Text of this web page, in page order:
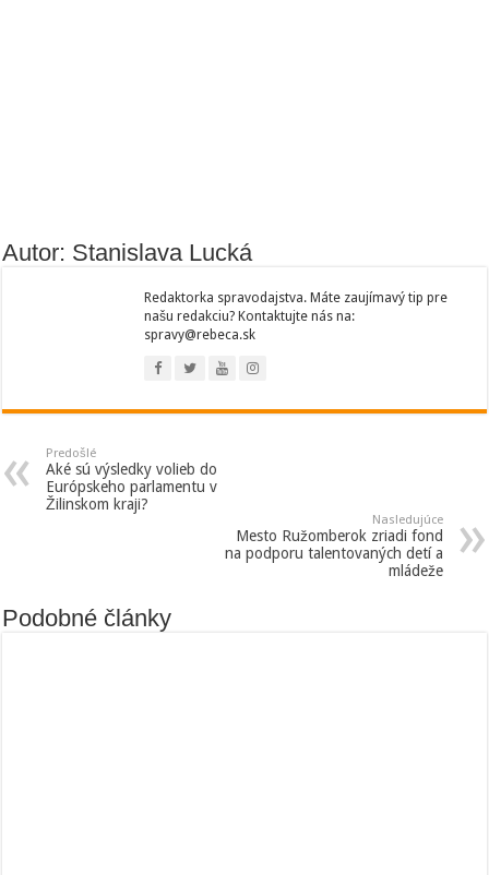
Autor: Stanislava Lucká
Redaktorka spravodajstva. Máte zaujímavý tip pre
našu redakciu? Kontaktujte nás na:
spravy@rebeca.sk
Predošlé
Aké sú výsledky volieb do
Európskeho parlamentu v
Žilinskom kraji?
Nasledujúce
Mesto Ružomberok zriadi fond
na podporu talentovaných detí a
mládeže
Podobné články